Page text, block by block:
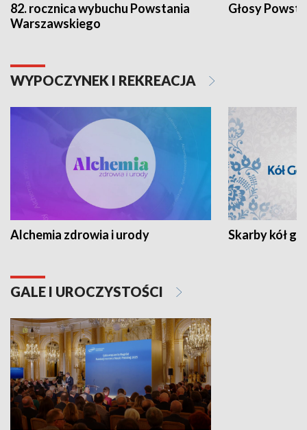
82. rocznica wybuchu Powstania
Warszawskiego
Głosy
WYPOCZYNEK I REKREACJA
Alchemia zdrowia i urody Skarby kół
GALE I UROCZYSTOŚCI